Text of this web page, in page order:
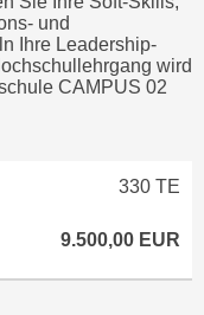
und
Ihre Leadership-
wird
CAMPUS 02
330 TE
9.500,00 EUR